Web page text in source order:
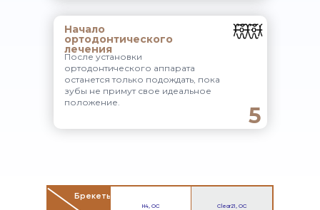
Начало
ортодонтического
лечения
После установки
ортодонтического аппарата
останется только подождать, пока
зубы не примут свое идеальное
положение.
5
Брекеты
H4, OC
Clear21, OC